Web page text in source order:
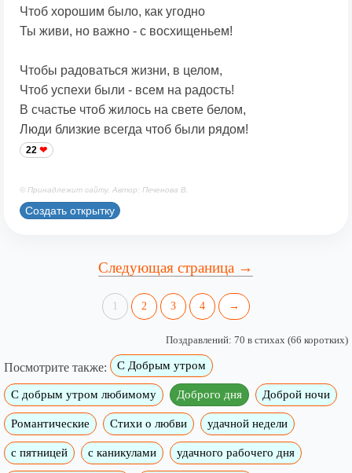
Чтоб хорошим было, как угодно
Ты живи, но важно - с восхищеньем!
Чтобы радоваться жизни, в целом,
Чтоб успехи были - всем на радость!
В счастье чтоб жилось на свете белом,
Люди близкие всегда чтоб были рядом!
22
© Принадлежит сайту. Автор: Печенова В.
Создать открытку
Следующая страница →
1 2 3 4 →
Поздравлений: 70 в стихах (66 коротких)
Посмотрите также: С Добрым утром
C добрым утром любимому Доброго дня Доброй ночи
Романтические Стихи о любви удачной недели
c пятницей с каникулами удачного рабочего дня